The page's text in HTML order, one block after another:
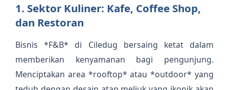
1. Sektor Kuliner: Kafe, Coffee Shop,
dan Restoran
Bisnis *F&B* di Ciledug bersaing ketat dalam
memberikan kenyamanan bagi pengunjung.
Menciptakan area *rooftop* atau *outdoor* yang